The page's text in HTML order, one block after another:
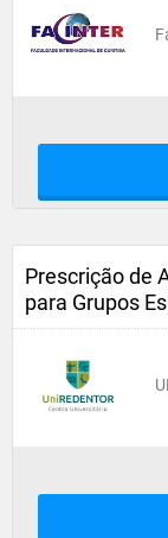
Prescrição de
para Grupos